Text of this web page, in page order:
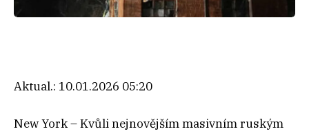
Aktual.: 10.01.2026 05:20
New York – Kvůli nejnovějším masivním ruským